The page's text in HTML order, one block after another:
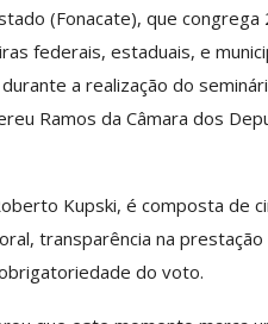
(Fonacate), que
federais, estaduais, e
a realização do
Ramos da Câmara dos
Kupski, é composta de
transparência na
do voto.
Presidente Da
Participa De
Comunicacao